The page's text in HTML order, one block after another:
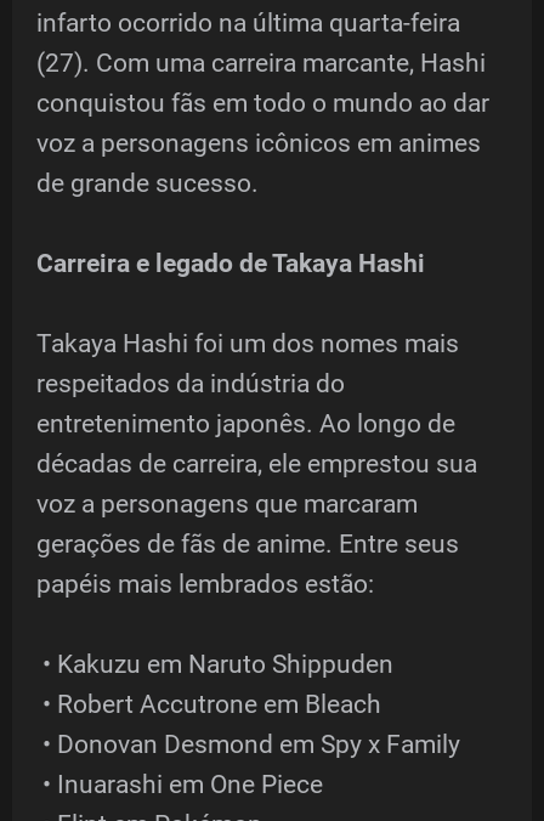
infarto ocorrido na última quarta-feira
(27). Com uma carreira marcante, Hashi
conquistou fãs em todo o mundo ao dar
voz a personagens icônicos em animes
de grande sucesso.
Carreira e legado de Takaya Hashi
Takaya Hashi foi um dos nomes mais
respeitados da indústria do
entretenimento japonês. Ao longo de
décadas de carreira, ele emprestou sua
voz a personagens que marcaram
gerações de fãs de anime. Entre seus
papéis mais lembrados estão:
• Kakuzu em Naruto Shippuden
• Robert Accutrone em Bleach
• Donovan Desmond em Spy x Family
• Inuarashi em One Piece